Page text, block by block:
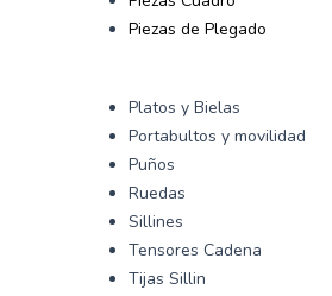
Piezas de Plegado
Platos y Bielas
Portabultos y movilidad
Puños
Ruedas
Sillines
Tensores Cadena
Tijas Sillin